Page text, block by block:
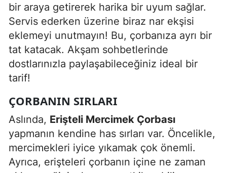
bir araya getirerek harika bir uyum sağlar.
Servis ederken üzerine biraz nar ekşisi
eklemeyi unutmayın! Bu, çorbanıza ayrı bir
tat katacak. Akşam sohbetlerinde
dostlarınızla paylaşabileceğiniz ideal bir
tarif!
ÇORBANIN SIRLARI
Aslında, Erişteli Mercimek Çorbası
yapmanın kendine has sırları var. Öncelikle,
mercimekleri iyice yıkamak çok önemli.
Ayrıca, erişteleri çorbanın içine ne zaman